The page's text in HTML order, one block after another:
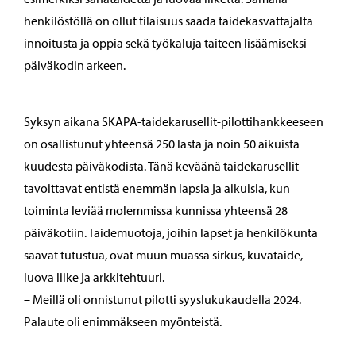
henkilöstöllä on ollut tilaisuus saada taidekasvattajalta
innoitusta ja oppia sekä työkaluja taiteen lisäämiseksi
päiväkodin arkeen.
Syksyn aikana SKAPA-taidekarusellit-pilottihankkeeseen
on osallistunut yhteensä 250 lasta ja noin 50 aikuista
kuudesta päiväkodista. Tänä keväänä taidekarusellit
tavoittavat entistä enemmän lapsia ja aikuisia, kun
toiminta leviää molemmissa kunnissa yhteensä 28
päiväkotiin. Taidemuotoja, joihin lapset ja henkilökunta
saavat tutustua, ovat muun muassa sirkus, kuvataide,
luova liike ja arkkitehtuuri.
– Meillä oli onnistunut pilotti syyslukukaudella 2024.
Palaute oli enimmäkseen myönteistä.